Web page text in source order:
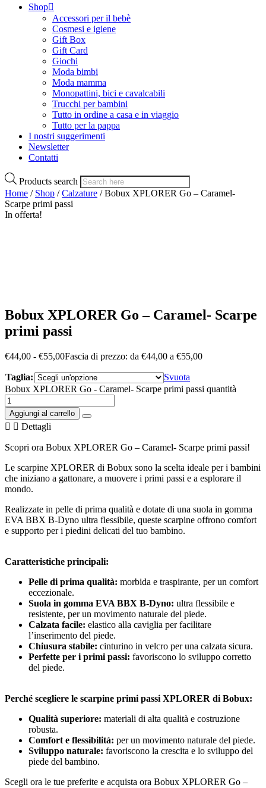
Shop
Accessori per il bebè
Cosmesi e igiene
Gift Box
Gift Card
Giochi
Moda bimbi
Moda mamma
Monopattini, bici e cavalcabili
Trucchi per bambini
Tutto in ordine a casa e in viaggio
Tutto per la pappa
I nostri suggerimenti
Newsletter
Contatti
Products search
Home / Shop /Calzature / Bobux XPLORER Go – Caramel-
Scarpe primi passi
In offerta!
Bobux XPLORER Go – Caramel- Scarpe
primi passi
€44,00 - €55,00Fascia di prezzo: da €44,00 a €55,00
Taglia:
Svuota
Bobux XPLORER Go - Caramel- Scarpe primi passi quantità
Aggiungi al carrello
Dettagli
Scopri ora Bobux XPLORER Go – Caramel- Scarpe primi passi!
Le scarpine XPLORER di Bobux sono la scelta ideale per i bambini
che iniziano a gattonare, a muovere i primi passi e a esplorare il
mondo.
Realizzate in pelle di prima qualità e dotate di una suola in gomma
EVA BBX B-Dyno ultra flessibile, queste scarpine offrono comfort
e supporto per i piedini delicati del tuo bambino.
Caratteristiche principali:
Pelle di prima qualità: morbida e traspirante, per un comfort
eccezionale.
Suola in gomma EVA BBX B-Dyno: ultra flessibile e
resistente, per un movimento naturale del piede.
Calzata facile: elastico alla caviglia per facilitare
l’inserimento del piede.
Chiusura stabile: cinturino in velcro per una calzata sicura.
Perfette per i primi passi: favoriscono lo sviluppo corretto
del piede.
Perché scegliere le scarpine primi passi XPLORER di Bobux:
Qualità superiore: materiali di alta qualità e costruzione
robusta.
Comfort e flessibilità: per un movimento naturale del piede.
Sviluppo naturale: favoriscono la crescita e lo sviluppo del
piede del bambino.
Scegli ora le tue preferite e acquista ora Bobux XPLORER Go –